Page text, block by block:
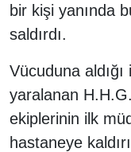
bir kişi yanında
saldırdı.
Vücuduna
yaralanan
ekiplerinin ilk
hastaneye